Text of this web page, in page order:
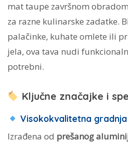
mat taupe završnom
za razne kulinarske zadatke.
palačinke, kuhate omlete ili
jela, ova tava nudi
potrebni.
Ključne značajke i
Visokokvalitetna gradnja
Izrađena od prešanog